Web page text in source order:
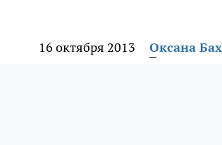
16 октября 2013 Оксана